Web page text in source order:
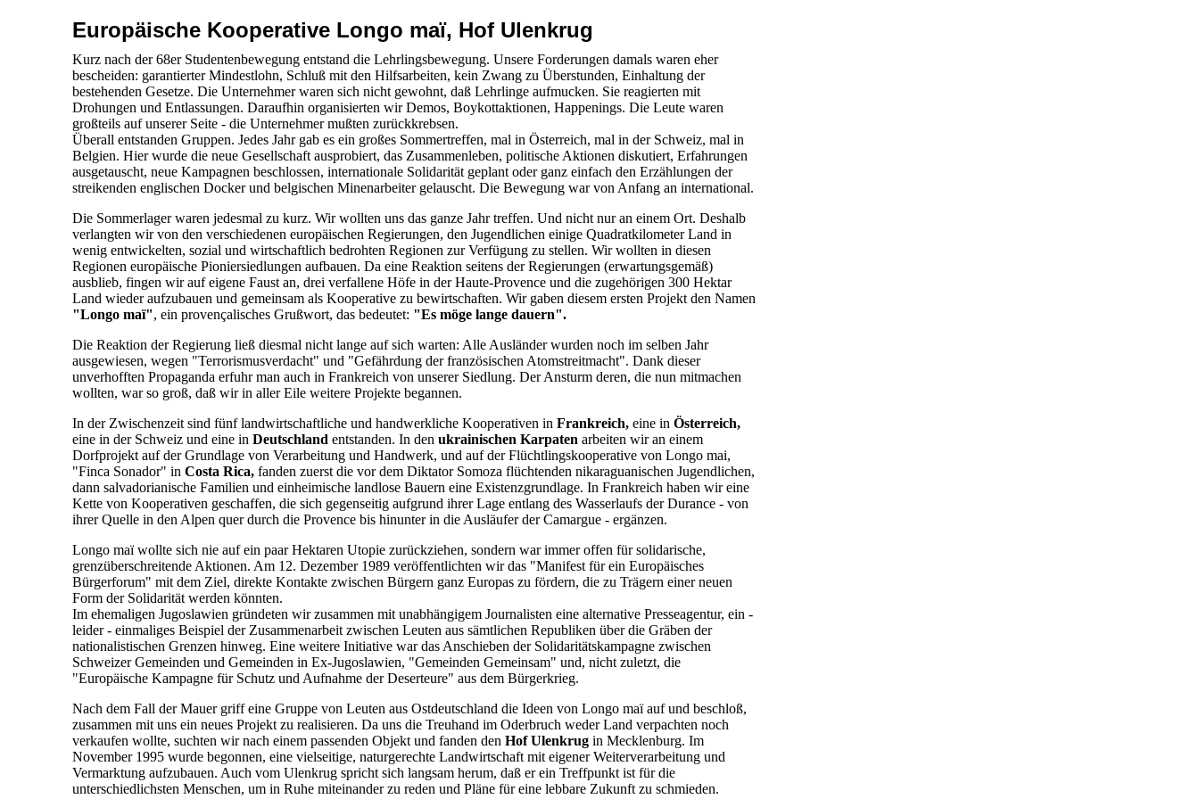
Europäische Kooperative Longo maï, Hof Ulenkrug
Kurz nach der 68er Studentenbewegung entstand die Lehrlingsbewegung. Unsere Forderungen damals waren eher
bescheiden: garantierter Mindestlohn, Schluß mit den Hilfsarbeiten, kein Zwang zu Überstunden, Einhaltung der
bestehenden Gesetze. Die Unternehmer waren sich nicht gewohnt, daß Lehrlinge aufmucken. Sie reagierten mit
Drohungen und Entlassungen. Daraufhin organisierten wir Demos, Boykottaktionen, Happenings. Die Leute waren
großteils auf unserer Seite - die Unternehmer mußten zurückkrebsen.
Überall entstanden Gruppen. Jedes Jahr gab es ein großes Sommertreffen, mal in Österreich, mal in der Schweiz, mal in
Belgien. Hier wurde die neue Gesellschaft ausprobiert, das Zusammenleben, politische Aktionen diskutiert, Erfahrungen
ausgetauscht, neue Kampagnen beschlossen, internationale Solidarität geplant oder ganz einfach den Erzählungen der
streikenden englischen Docker und belgischen Minenarbeiter gelauscht. Die Bewegung war von Anfang an international.
Die Sommerlager waren jedesmal zu kurz. Wir wollten uns das ganze Jahr treffen. Und nicht nur an einem Ort. Deshalb
verlangten wir von den verschiedenen europäischen Regierungen, den Jugendlichen einige Quadratkilometer Land in
wenig entwickelten, sozial und wirtschaftlich bedrohten Regionen zur Verfügung zu stellen. Wir wollten in diesen
Regionen europäische Pioniersiedlungen aufbauen. Da eine Reaktion seitens der Regierungen (erwartungsgemäß)
ausblieb, fingen wir auf eigene Faust an, drei verfallene Höfe in der Haute-Provence und die zugehörigen 300 Hektar
Land wieder aufzubauen und gemeinsam als Kooperative zu bewirtschaften. Wir gaben diesem ersten Projekt den Namen
"Longo maï", ein provençalisches Grußwort, das bedeutet: "Es möge lange dauern".
Die Reaktion der Regierung ließ diesmal nicht lange auf sich warten: Alle Ausländer wurden noch im selben Jahr
ausgewiesen, wegen "Terrorismusverdacht" und "Gefährdung der französischen Atomstreitmacht". Dank dieser
unverhofften Propaganda erfuhr man auch in Frankreich von unserer Siedlung. Der Ansturm deren, die nun mitmachen
wollten, war so groß, daß wir in aller Eile weitere Projekte begannen.
In der Zwischenzeit sind fünf landwirtschaftliche und handwerkliche Kooperativen in Frankreich,eine in Österreich,
eine in der Schweiz und eine in Deutschland entstanden. In den ukrainischen Karpaten arbeiten wir an einem
Dorfprojekt auf der Grundlage von Verarbeitung und Handwerk, und auf der Flüchtlingskooperative von Longo mai,
"Finca Sonador" in Costa Rica,fanden zuerst die vor dem Diktator Somoza flüchtenden nikaraguanischen Jugendlichen,
dann salvadorianische Familien und einheimische landlose Bauern eine Existenzgrundlage. In Frankreich haben wir eine
Kette von Kooperativen geschaffen, die sich gegenseitig aufgrund ihrer Lage entlang des Wasserlaufs der Durance - von
ihrer Quelle in den Alpen quer durch die Provence bis hinunter in die Ausläufer der Camargue - ergänzen.
Longo maï wollte sich nie auf ein paar Hektaren Utopie zurückziehen, sondern war immer offen für solidarische,
grenzüberschreitende Aktionen. Am 12. Dezember 1989 veröffentlichten wir das "Manifest für ein Europäisches
Bürgerforum" mit dem Ziel, direkte Kontakte zwischen Bürgern ganz Europas zu fördern, die zu Trägern einer neuen
Form der Solidarität werden könnten.
Im ehemaligen Jugoslawien gründeten wir zusammen mit unabhängigem Journalisten eine alternative Presseagentur, ein -
leider - einmaliges Beispiel der Zusammenarbeit zwischen Leuten aus sämtlichen Republiken über die Gräben der
nationalistischen Grenzen hinweg. Eine weitere Initiative war das Anschieben der Solidaritätskampagne zwischen
Schweizer Gemeinden und Gemeinden in Ex-Jugoslawien, "Gemeinden Gemeinsam" und, nicht zuletzt, die
"Europäische Kampagne für Schutz und Aufnahme der Deserteure" aus dem Bürgerkrieg.
Nach dem Fall der Mauer griff eine Gruppe von Leuten aus Ostdeutschland die Ideen von Longo maï auf und beschloß,
zusammen mit uns ein neues Projekt zu realisieren. Da uns die Treuhand im Oderbruch weder Land verpachten noch
verkaufen wollte, suchten wir nach einem passenden Objekt und fanden den Hof Ulenkrugin Mecklenburg. Im
November 1995 wurde begonnen, eine vielseitige, naturgerechte Landwirtschaft mit eigener Weiterverarbeitung und
Vermarktung aufzubauen. Auch vom Ulenkrug spricht sich langsam herum, daß er ein Treffpunkt ist für die
unterschiedlichsten Menschen, um in Ruhe miteinander zu reden und Pläne für eine lebbare Zukunft zu schmieden.